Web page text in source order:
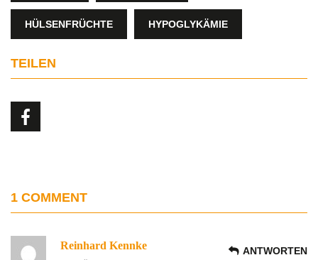
HÜLSENFRÜCHTE HYPOGLYKÄMIE
TEILEN
1 COMMENT
Reinhard Kennke ANTWORTEN